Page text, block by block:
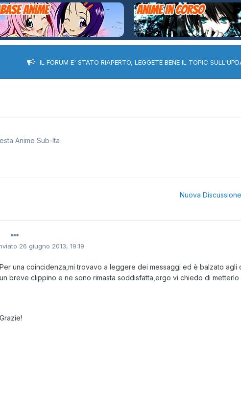
IL FORUM E' STATO RIAPERTO, LEGGETE BENE IL TOPIC
Anime Sub-Ita
Nuova
26 giugno 2013, 19:19
Per una coincidenza,mi trovavo a leggere dei messaggi ed è balzato agli
un breve clippino e ne sono rimasta soddisfatta,ergo vi chiedo di metterlo
Grazie!